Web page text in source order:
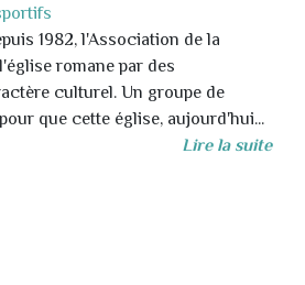
1982, l'Association de la
romane par des
culturel. Un groupe de
que cette église, aujourd'hui...
Lire la suite